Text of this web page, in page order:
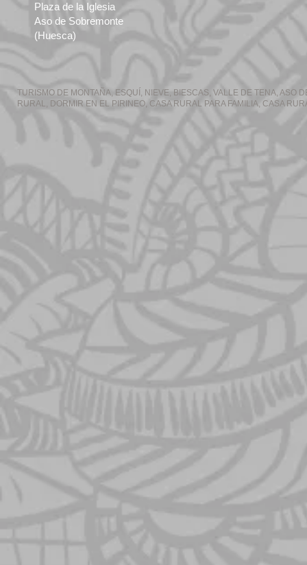
Plaza de la Iglesia
Aso de Sobremonte
(Huesca)
TURISMO DE MONTAÑA, ESQUÍ, NIEVE, BIESCAS, VALLE DE TENA, ASO
RURAL, DORMIR EN EL PIRINEO, CASA RURAL PARA FAMILIA, CASA